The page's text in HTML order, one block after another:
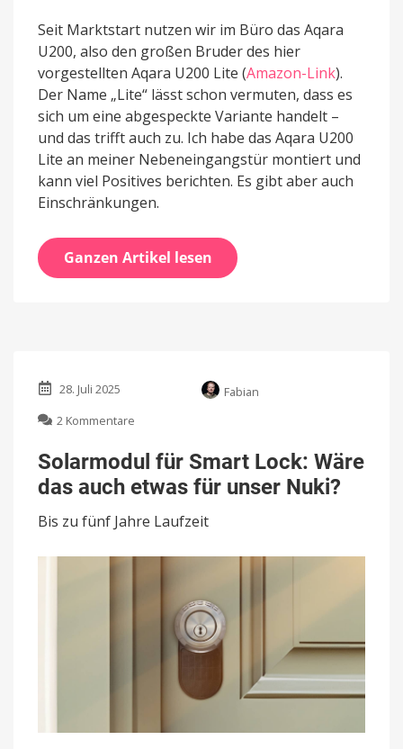
Seit Marktstart nutzen wir im Büro das Aqara
U200, also den großen Bruder des hier
vorgestellten Aqara U200 Lite (Amazon-Link).
Der Name „Lite“ lässt schon vermuten, dass es
sich um eine abgespeckte Variante handelt –
und das trifft auch zu. Ich habe das Aqara U200
Lite an meiner Nebeneingangstür montiert und
kann viel Positives berichten. Es gibt aber auch
Einschränkungen.
Ganzen Artikel lesen
28. Juli 2025
Fabian
2 Kommentare
für
Smart
Lock:
das
etwas
Solarmodul für Smart Lock: Wäre
das auch etwas für unser Nuki?
Bis zu fünf Jahre Laufzeit